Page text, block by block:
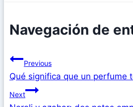
Navegación de
Previous
Qué significa que un perfume
Next